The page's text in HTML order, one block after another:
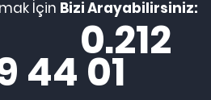
İçin Bizi Arayabilirsiniz:
0.212
44 01